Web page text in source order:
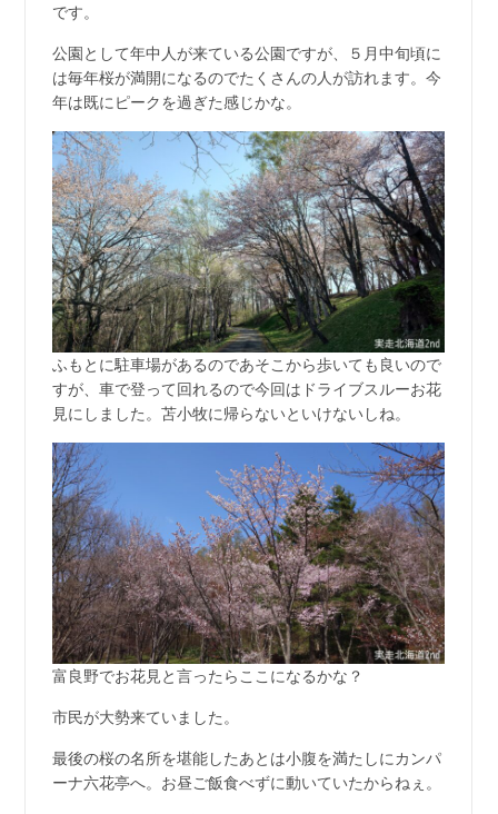
です。
公園として年中人が来ている公園ですが、５月中旬頃に
は毎年桜が満開になるのでたくさんの人が訪れます。今
年は既にピークを過ぎた感じかな。
ふもとに駐車場があるのであそこから歩いても良いので
すが、車で登って回れるので今回はドライブスルーお花
見にしました。苫小牧に帰らないといけないしね。
富良野でお花見と言ったらここになるかな？
市民が大勢来ていました。
最後の桜の名所を堪能したあとは小腹を満たしにカンパ
ーナ六花亭へ。お昼ご飯食べずに動いていたからねぇ。